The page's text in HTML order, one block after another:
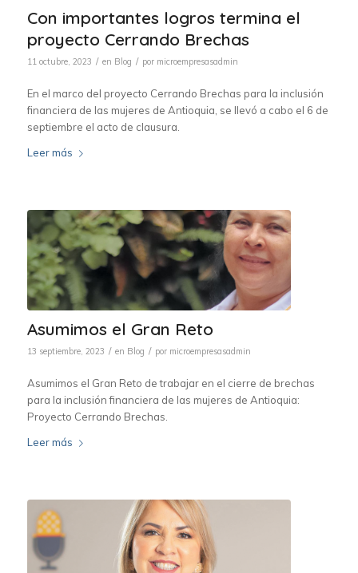
Con importantes logros termina el
proyecto Cerrando Brechas
11 octubre, 2023 / en Blog / por microempresasadmin
En el marco del proyecto Cerrando Brechas para la inclusión
financiera de las mujeres de Antioquia, se llevó a cabo el 6 de
septiembre el acto de clausura.
Leer más
Asumimos el Gran Reto
13 septiembre, 2023 / en Blog / por microempresasadmin
Asumimos el Gran Reto de trabajar en el cierre de brechas
para la inclusión financiera de las mujeres de Antioquia:
Proyecto Cerrando Brechas.
Leer más